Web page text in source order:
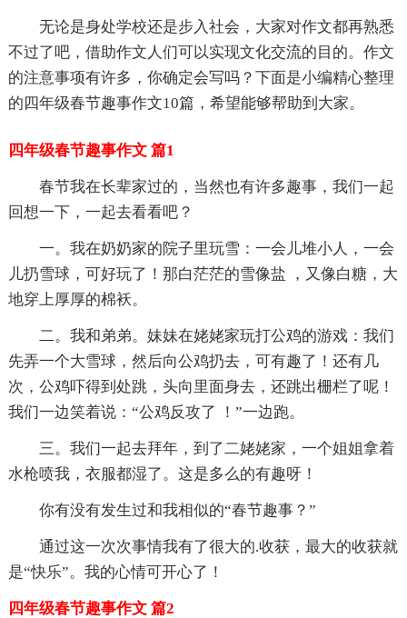
无论是身处学校还是步入社会，大家对作文都再熟悉
不过了吧，借助作文人们可以实现文化交流的目的。作文
的注意事项有许多，你确定会写吗？下面是小编精心整理
的四年级春节趣事作文10篇，希望能够帮助到大家。
四年级春节趣事作文 篇1
春节我在长辈家过的，当然也有许多趣事，我们一起
回想一下，一起去看看吧？
一。我在奶奶家的院子里玩雪：一会儿堆小人，一会
儿扔雪球，可好玩了！那白茫茫的雪像盐 ，又像白糖，大
地穿上厚厚的棉袄。
二。我和弟弟。妹妹在姥姥家玩打公鸡的游戏：我们
先弄一个大雪球，然后向公鸡扔去，可有趣了！还有几
次，公鸡吓得到处跳，头向里面身去，还跳出栅栏了呢！
我们一边笑着说：“公鸡反攻了 ！”一边跑。
三。我们一起去拜年，到了二姥姥家，一个姐姐拿着
水枪喷我，衣服都湿了。这是多么的有趣呀！
你有没有发生过和我相似的“春节趣事？”
通过这一次次事情我有了很大的.收获，最大的收获就
是“快乐”。我的心情可开心了！
四年级春节趣事作文 篇2